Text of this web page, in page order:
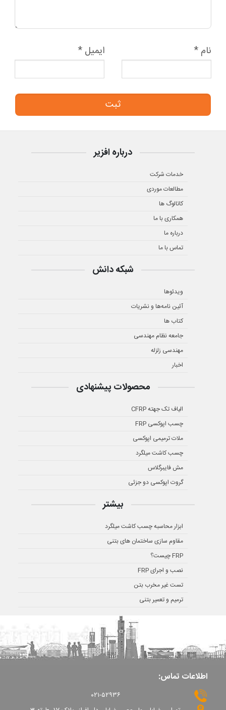
نام * ایمیل *
درباره افزیر
خدمات شرکت
مطالعات موردی
کاتالوگ ها
همکاری با ما
درباره ما
تماس با ما
شبکه دانش
ویدئوها
آئین نامه‌ها و نشریات
کتاب ها
جامعه نظام مهندسی
مهندسی زلزله
اخبار
محصولات پیشنهادی
الیاف تک جهته CFRP
چسب اپوکسی FRP
ملات ترمیمی اپوکسی
چسب کاشت میلگرد
مش فایبرگلاس
گروت اپوکسی دو جزئی
بیشتر
ابزار محاسبه چسب کاشت میلگرد
مقاوم سازی ساختمان های بتنی
FRP چیست؟
نصب و اجرای FRP
تست غیر مخرب بتن
ترمیم و تعمیر بتنی
اطلاعات تماس:
۰۲۱-۵۲۹۳۶